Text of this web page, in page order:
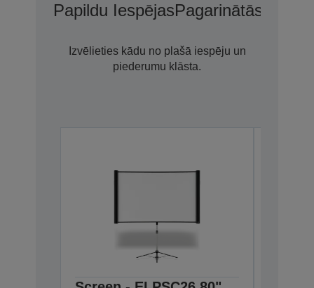
Papildu IespējasPagarinātās
Izvēlieties kādu no plašā iespēju un
piederumu klāsta.